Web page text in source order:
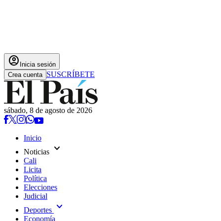
account_circle Inicia sesión
Crea cuenta SUSCRÍBETE
sábado, 8 de agosto de 2026
Inicio
Noticias expand_more
Cali
Licita
Política
Elecciones
Judicial
Deportes expand_more
Economía